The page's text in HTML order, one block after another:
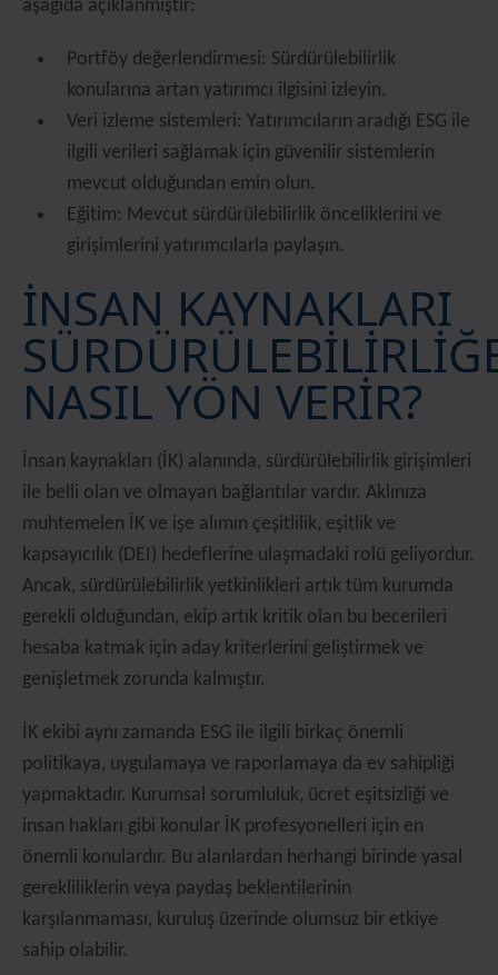
aşağıda açıklanmıştır:
Portföy değerlendirmesi: Sürdürülebilirlik
konularına artan yatırımcı ilgisini izleyin.
Veri izleme sistemleri: Yatırımcıların aradığı ESG ile
ilgili verileri sağlamak için güvenilir sistemlerin
mevcut olduğundan emin olun.
Eğitim: Mevcut sürdürülebilirlik önceliklerini ve
girişimlerini yatırımcılarla paylaşın.
İNSAN KAYNAKLARI
NASIL YÖN VERİR?
İnsan kaynakları (İK) alanında, sürdürülebilirlik girişimleri
ile belli olan ve olmayan bağlantılar vardır. Aklınıza
muhtemelen İK ve işe alımın çeşitlilik, eşitlik ve
kapsayıcılık (DEI) hedeflerine ulaşmadaki rolü geliyordur.
Ancak, sürdürülebilirlik yetkinlikleri artık tüm kurumda
gerekli olduğundan, ekip artık kritik olan bu becerileri
hesaba katmak için aday kriterlerini geliştirmek ve
genişletmek zorunda kalmıştır.
İK ekibi aynı zamanda ESG ile ilgili birkaç önemli
politikaya, uygulamaya ve raporlamaya da ev sahipliği
yapmaktadır. Kurumsal sorumluluk, ücret eşitsizliği ve
insan hakları gibi konular İK profesyonelleri için en
önemli konulardır. Bu alanlardan herhangi birinde yasal
gerekliliklerin veya paydaş beklentilerinin
karşılanmaması, kuruluş üzerinde olumsuz bir etkiye
sahip olabilir.